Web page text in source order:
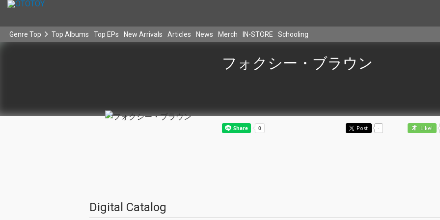
Genre Top Top Albums Top EPs New Arrivals Articles News Merch IN-STORE Schooling
フォクシー・ブラウン
Post - Like!
Digital Catalog